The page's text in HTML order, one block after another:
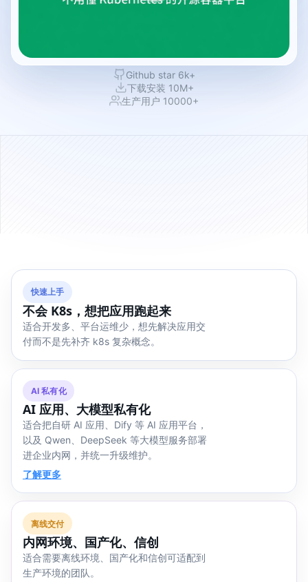
Github star 6k+
下载安装 10M+
生产用户 10000+
快速上手
不会 K8s，想把应用跑起来
适合开发多、平台运维少，想先解决应用交
付而不是先补齐 k8s 复杂概念。
AI 私有化
AI 应用、大模型私有化
适合把自研 AI 应用、Dify 等 AI 应用平台，
以及 Qwen、DeepSeek 等大模型服务部署
进企业内网，并统一升级维护。
了解更多
离线交付
内网环境、国产化、信创
适合需要离线环境、国产化和信创可适配到
生产环境的团队。